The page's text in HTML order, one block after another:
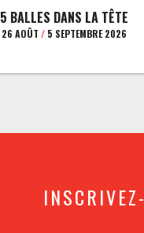
5 BALLES DANS LA TÊTE
26 AOÛT /5 SEPTEMBRE 2026